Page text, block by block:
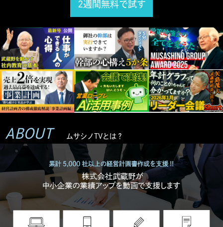
2週間無料で試す
ABOUT ムサシノTVとは？